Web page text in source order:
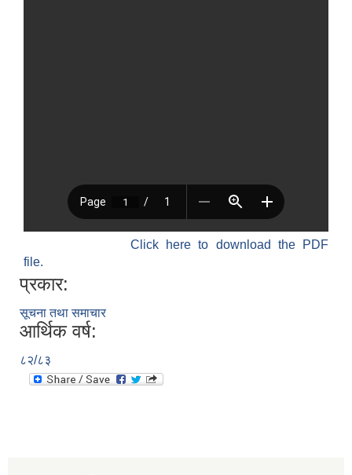
Click here to download the PDF
file.
प्रकार:
सूचना तथा समाचार
आर्थिक वर्ष:
८२/८३